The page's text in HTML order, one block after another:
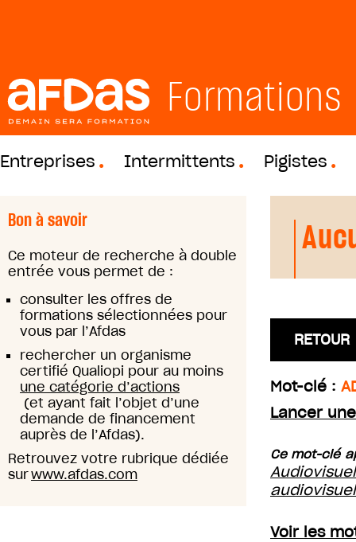
Formations
Entreprises Intermittents Pigistes
Bon à savoir
Ce moteur de recherche à double
entrée vous permet de :
consulter les offres de
formations sélectionnées pour
vous par l’Afdas
rechercher un organisme
certifié Qualiopi pour au moins
une catégorie d’actions
(et ayant fait l’objet d’une
demande de financement
auprès de l’Afdas).
Retrouvez votre rubrique dédiée
surwww.afdas.com
RETOUR
Mot-clé :
Lancer
Ce mot-clé
Voir les